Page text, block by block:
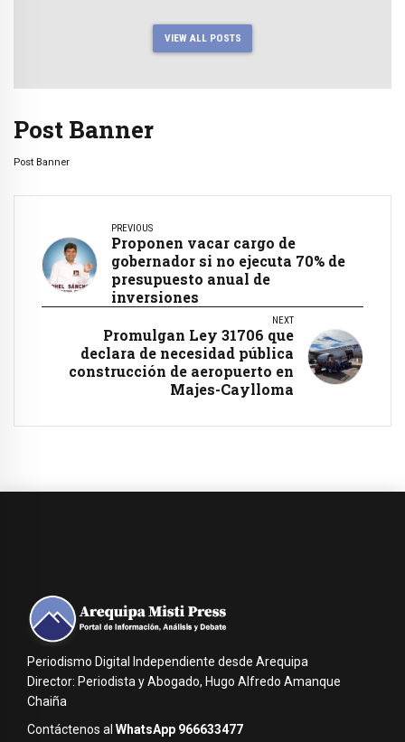
VIEW ALL POSTS
Post Banner
Post Banner
PREVIOUS
Proponen vacar cargo de
gobernador si no ejecuta 70% de
presupuesto anual de
inversiones
NEXT
Promulgan Ley 31706 que
declara de necesidad pública
construcción de aeropuerto en
Majes-Caylloma
Periodismo Digital Independiente desde Arequipa
Director: Periodista y Abogado, Hugo Alfredo Amanque
Chaiña
Contáctenos al WhatsApp 966633477